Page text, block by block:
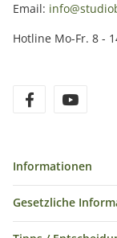
Email:
Hotline Mo-Fr. 8 -
Informationen
Gesetzliche